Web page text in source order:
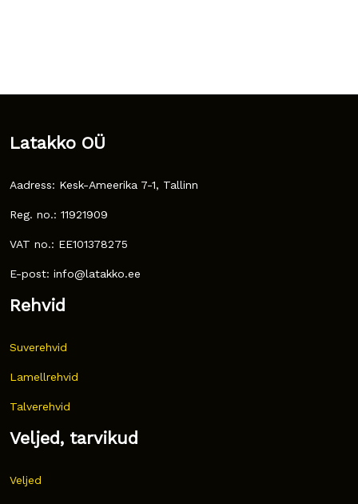
Latakko OÜ
Aadress: Kesk-Ameerika 7-1, Tallinn
Reg. no.: 11921909
VAT no.: EE101378275
E-post: info@latakko.ee
Rehvid
Suverehvid
Lamellrehvid
Talverehvid
Veljed, tarvikud
Veljed